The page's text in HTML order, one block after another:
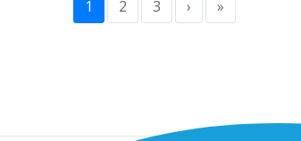
1 2 3 › »